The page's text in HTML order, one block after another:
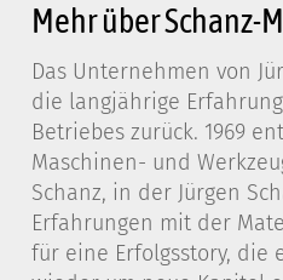
Mehr über Schanz-
Das Unternehmen von
die langjährige
Betriebes zurück. 1969
Maschinen- und
Schanz, in der Jürgen
Erfahrungen mit der
für eine Erfolgsstory, die